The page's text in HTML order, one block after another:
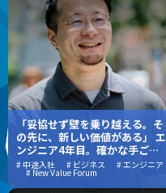
「妥協せず壁を乗り越える。そ
の先に、新しい価値がある」 エ
ンジニア4年目。確かな手ごた
えが拓いた、新しい世界
# 中途入社 # ビジネス # エンジニア
# New Value Forum